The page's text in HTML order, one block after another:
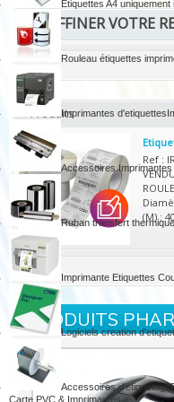
Etiquettes A4
Rouleau étiquettes
Imprimantes d'etiquettes
Accessoires
Ruban transfert thermique
Imprimante Etiquettes
Logiciels creation
Accessoires d'etiquetage
Carte PVC & Imprimantes
AFFINER VOTRE
Produits
Ref :
(M) :
PRODUITS